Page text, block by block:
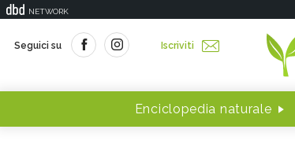
NETWORK
Seguici su Iscriviti
Enciclopedia naturale